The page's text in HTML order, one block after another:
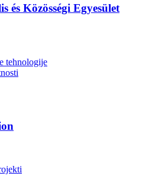
és Közösségi Egyesület
tehnologije